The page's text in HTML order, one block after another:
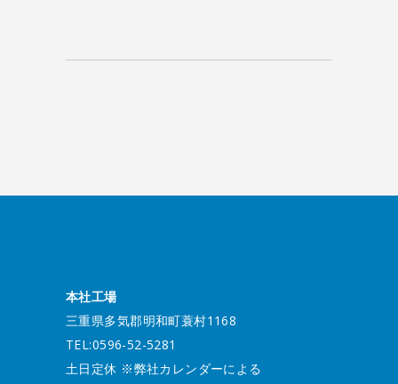
本社工場
三重県多気郡明和町蓑村1168
TEL:0596-52-5281
土日定休 ※弊社カレンダーによる